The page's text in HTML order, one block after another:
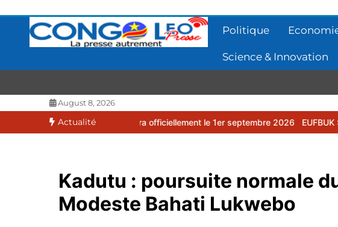
contenu
Politique
Science & Innovation
CONGOLEO
La presse autrement
August 8, 2026
Actualité
débutera officiellement le 1er septembre 2026 EUFBUK : le FC Puma Familia
Kadutu : poursuite normale
Modeste Bahati Lukwebo